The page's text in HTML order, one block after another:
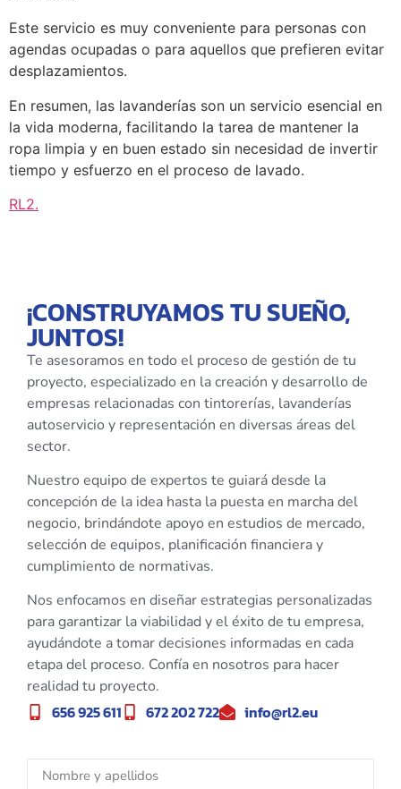
Este servicio es muy conveniente para personas con
agendas ocupadas o para aquellos que prefieren evitar
desplazamientos.
En resumen, las lavanderías son un servicio esencial en
la vida moderna, facilitando la tarea de mantener la
ropa limpia y en buen estado sin necesidad de invertir
tiempo y esfuerzo en el proceso de lavado.
RL2.
¡CONSTRUYAMOS TU SUEÑO,
JUNTOS!
Te asesoramos en todo el proceso de gestión de tu
proyecto, especializado en la creación y desarrollo de
empresas relacionadas con tintorerías, lavanderías
autoservicio y representación en diversas áreas del
sector.
Nuestro equipo de expertos te guiará desde la
concepción de la idea hasta la puesta en marcha del
negocio, brindándote apoyo en estudios de mercado,
selección de equipos, planificación financiera y
cumplimiento de normativas.
Nos enfocamos en diseñar estrategias personalizadas
para garantizar la viabilidad y el éxito de tu empresa,
ayudándote a tomar decisiones informadas en cada
etapa del proceso. Confía en nosotros para hacer
realidad tu proyecto.
656 925 611 672 202 722 info@rl2.eu